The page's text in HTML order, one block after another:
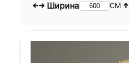
Ширина СМ